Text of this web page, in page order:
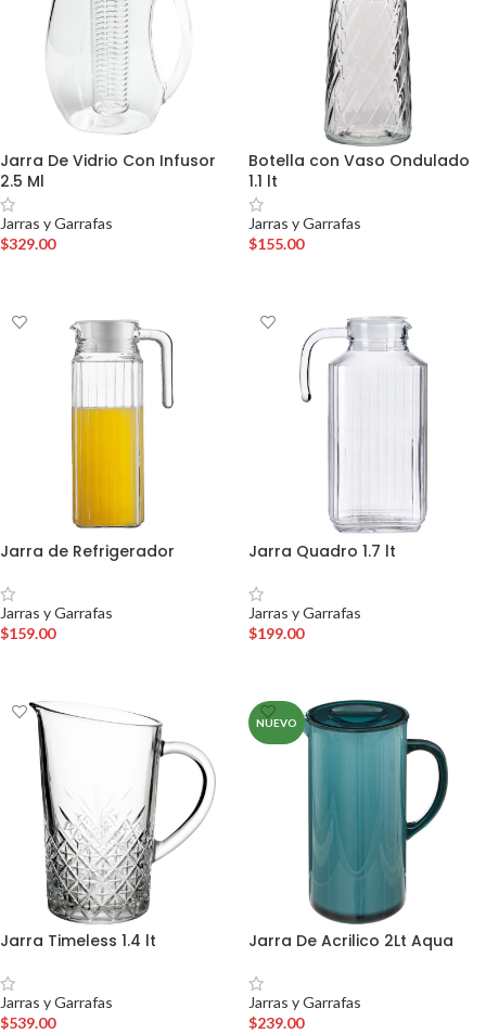
Jarra De Vidrio Con Infusor
2.5 Ml
Jarras y Garrafas
$329.00
Botella con Vaso Ondulado
1.1 lt
Jarras y Garrafas
$155.00
Jarra de Refrigerador
Jarras y Garrafas
$159.00
Jarra Quadro 1.7 lt
Jarras y Garrafas
$199.00
Jarra Timeless 1.4 lt
Jarras y Garrafas
$539.00
NUEVO
Jarra De Acrilico 2Lt Aqua
Jarras y Garrafas
$239.00